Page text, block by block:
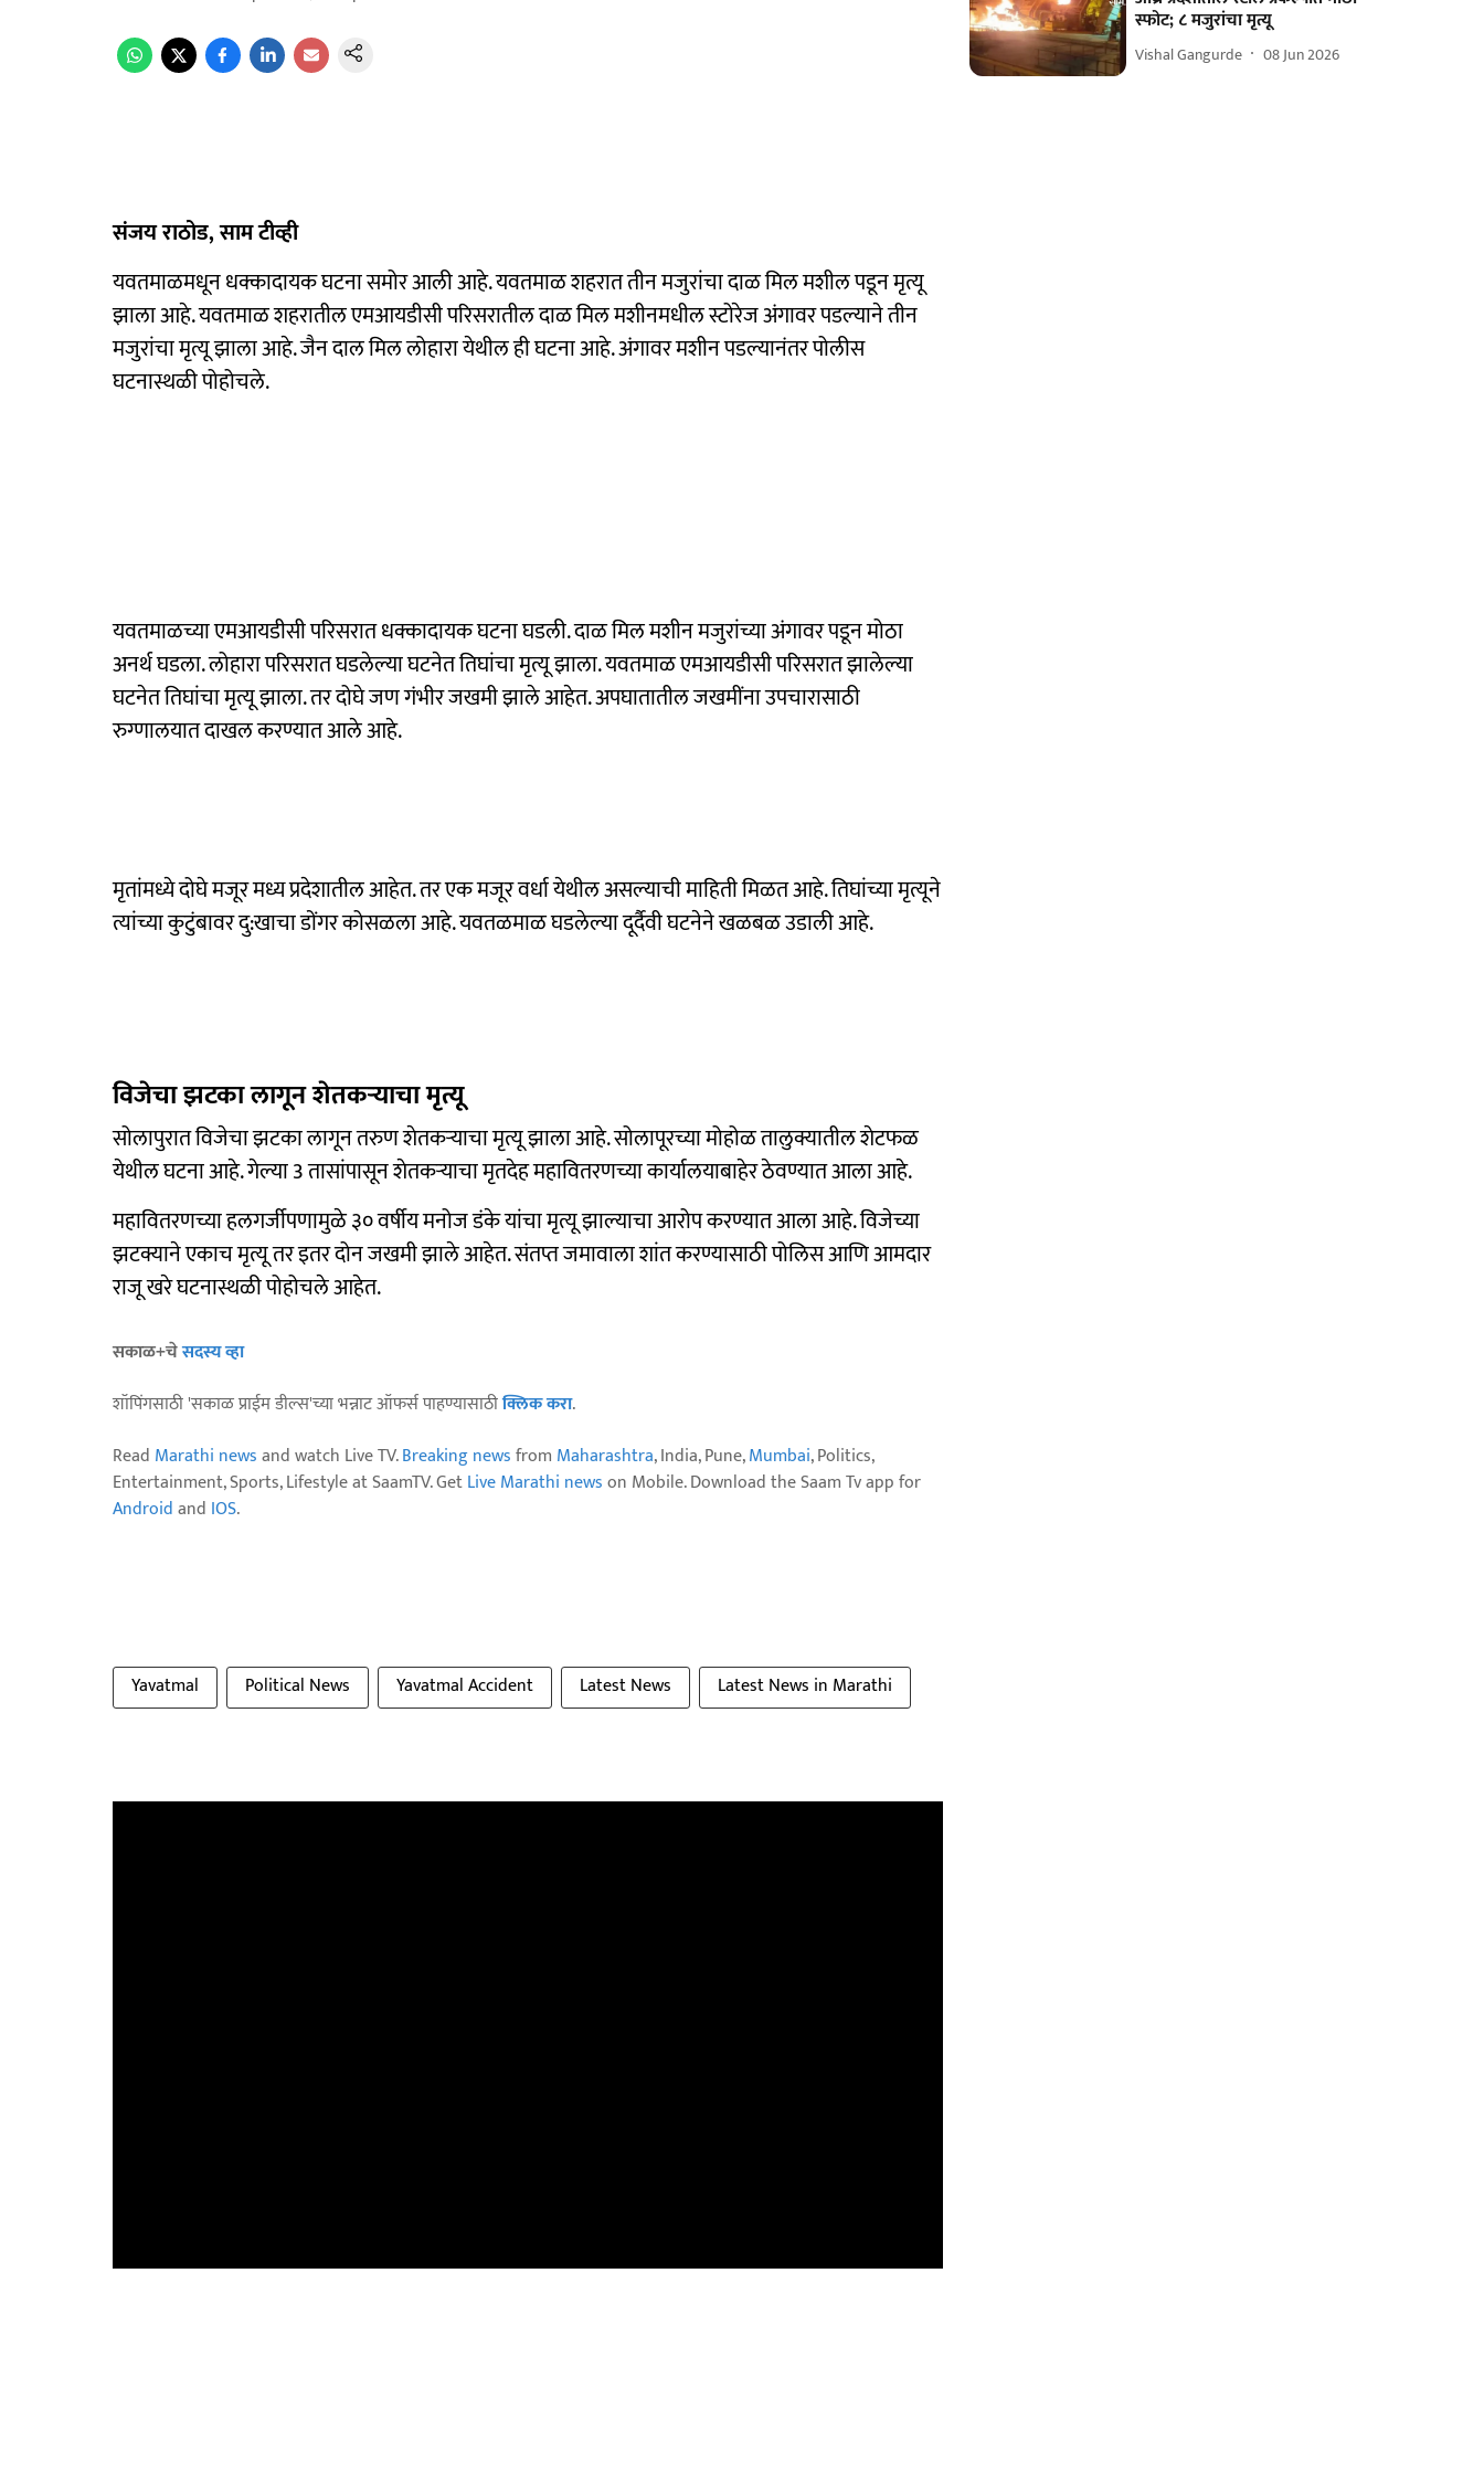
संजय राठोड, साम टीव्ही
यवतमाळमधून धक्कादायक घटना समोर आली आहे. यवतमाळ शहरात तीन मजुरांचा दाळ मिल मशील पडून मृत्यू
झाला आहे. यवतमाळ शहरातील एमआयडीसी परिसरातील दाळ मिल मशीनमधील स्टोरेज अंगावर पडल्याने तीन
मजुरांचा मृत्यू झाला आहे. जैन दाल मिल लोहारा येथील ही घटना आहे. अंगावर मशीन पडल्यानंतर पोलीस
घटनास्थळी पोहोचले.
यवतमाळच्या एमआयडीसी परिसरात धक्कादायक घटना घडली. दाळ मिल मशीन मजुरांच्या अंगावर पडून मोठा
अनर्थ घडला. लोहारा परिसरात घडलेल्या घटनेत तिघांचा मृत्यू झाला. यवतमाळ एमआयडीसी परिसरात झालेल्या
घटनेत तिघांचा मृत्यू झाला. तर दोघे जण गंभीर जखमी झाले आहेत. अपघातातील जखमींना उपचारासाठी
रुग्णालयात दाखल करण्यात आले आहे.
मृतांमध्ये दोघे मजूर मध्य प्रदेशातील आहेत. तर एक मजूर वर्धा येथील असल्याची माहिती मिळत आहे. तिघांच्या मृत्यूने
त्यांच्या कुटुंबावर दु:खाचा डोंगर कोसळला आहे. यवतळमाळ घडलेल्या दूर्दैवी घटनेने खळबळ उडाली आहे.
विजेचा झटका लागून शेतकऱ्याचा मृत्यू
सोलापुरात विजेचा झटका लागून तरुण शेतकऱ्याचा मृत्यू झाला आहे. सोलापूरच्या मोहोळ तालुक्यातील शेटफळ
येथील घटना आहे. गेल्या 3 तासांपासून शेतकऱ्याचा मृतदेह महावितरणच्या कार्यालयाबाहेर ठेवण्यात आला आहे.
महावितरणच्या हलगर्जीपणामुळे ३० वर्षीय मनोज डंके यांचा मृत्यू झाल्याचा आरोप करण्यात आला आहे. विजेच्या
झटक्याने एकाच मृत्यू तर इतर दोन जखमी झाले आहेत. संतप्त जमावाला शांत करण्यासाठी पोलिस आणि आमदार
राजू खरे घटनास्थळी पोहोचले आहेत.
सकाळ+चेसदस्य व्हा
शॉपिंगसाठी 'सकाळ प्राईम डील्स'च्या भन्नाट ऑफर्स पाहण्यासाठीक्लिक करा.
Read Marathi newsand watch Live TV.Breaking newsfrom Maharashtra, India, Pune,Mumbai, Politics,
Entertainment, Sports, Lifestyle at SaamTV. GetLive Marathi newson Mobile. Download the Saam Tv app for
Androidand IOS.
Yavatmal Political News Yavatmal Accident Latest News Latest News in Marathi
स्फोट; ८ मजुरांचा मृत्यू
Vishal Gangurde 08 Jun 2026